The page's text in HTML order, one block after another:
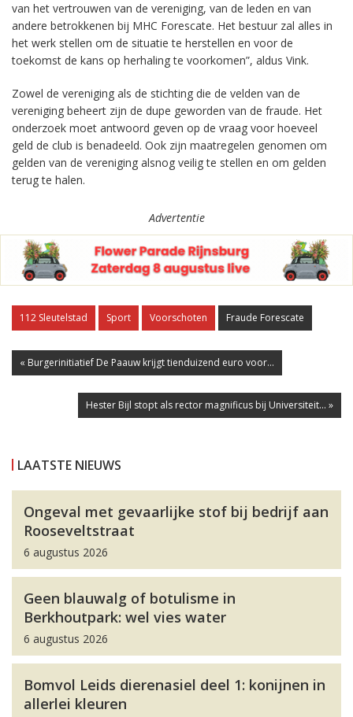
van het vertrouwen van de vereniging, van de leden en van
andere betrokkenen bij MHC Forescate. Het bestuur zal alles in
het werk stellen om de situatie te herstellen en voor de
toekomst de kans op herhaling te voorkomen”, aldus Vink.
Zowel de vereniging als de stichting die de velden van de
vereniging beheert zijn de dupe geworden van de fraude. Het
onderzoek moet antwoord geven op de vraag voor hoeveel
geld de club is benadeeld. Ook zijn maatregelen genomen om
gelden van de vereniging alsnog veilig te stellen en om gelden
terug te halen.
Advertentie
112 Sleutelstad Sport Voorschoten Fraude Forescate
« Burgerinitiatief De Paauw krijgt tienduizend euro voor...
Hester Bijl stopt als rector magnificus bij Universiteit... »
LAATSTE NIEUWS
Ongeval met gevaarlijke stof bij bedrijf aan
Rooseveltstraat
6 augustus 2026
Geen blauwalg of botulisme in
Berkhoutpark: wel vies water
6 augustus 2026
Bomvol Leids dierenasiel deel 1: konijnen in
allerlei kleuren